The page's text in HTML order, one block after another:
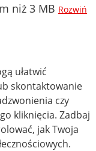
niż 3 MB Rozwiń
ułatwić
skontaktowanie
czy
kliknięcia. Zadbaj
jak Twoja